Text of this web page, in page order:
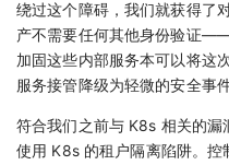
绕过这个障碍，我们就获得了
产不需要任何其他身份验证——
加固这些内部服务本可以将这
服务接管降级为轻微的安全事件
符合我们之前与 K8s 相关的漏
使用 K8s 的租户隔离陷阱。控